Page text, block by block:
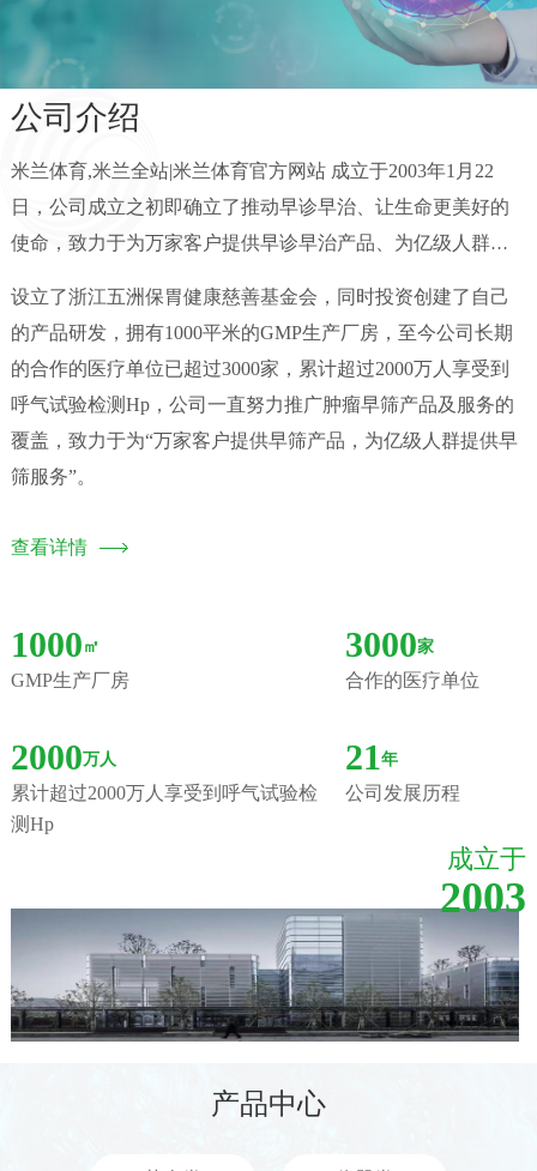
公司介绍
米兰体育,米兰全站|米兰体育官方网站 成立于2003年1月22
日，公司成立之初即确立了推动早诊早治、让生命更美好的
使命，致力于为万家客户提供早诊早治产品、为亿级人群提
设立了浙江五洲保胃健康慈善基金会，同时投资创建了自己
的产品研发，拥有1000平米的GMP生产厂房，至今公司长期
的合作的医疗单位已超过3000家，累计超过2000万人享受到
呼气试验检测Hp，公司一直努力推广肿瘤早筛产品及服务的
覆盖，致力于为“万家客户提供早筛产品，为亿级人群提供早
筛服务”。
查看详情
1000 ㎡
GMP生产厂房
3000家
合作的医疗单位
2000万人
累计超过2000万人享受到呼气试验检
测Hp
21年
公司发展历程
成立于
2003
产品中心